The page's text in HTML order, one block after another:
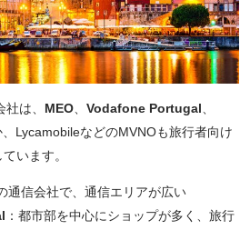
は、 MEO Vodafone Portugal
LycamobileなどのMVNOも旅行者向け
います。
通信会社で、通信エリアが広い
：都市部を中心にショップが多く、旅行